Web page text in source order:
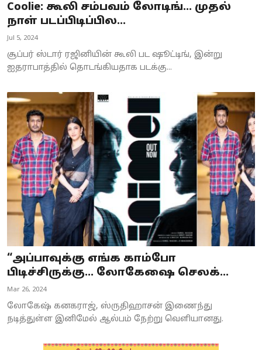
Astrology
Spirituality
Weather
Politics
Coolie: கூலி சம்பவம் லோடிங்... முதல்
நாள் படப்பிடிப்பில...
Jul 5, 2024
சூப்பர் ஸ்டார் ரஜினியின் கூலி பட ஷூட்டிங், இன்று
ஐதராபாத்தில் தொடங்கியதாக படக்கு...
“அப்பாவுக்கு எங்க காம்போ
பிடிச்சிருக்கு... லோகேஷை செலக்...
Mar 26, 2024
லோகேஷ் கனகராஜ், ஸ்ருதிஹாசன் இணைந்து
நடித்துள்ள இனிமேல் ஆல்பம் நேற்று வெளியானது.